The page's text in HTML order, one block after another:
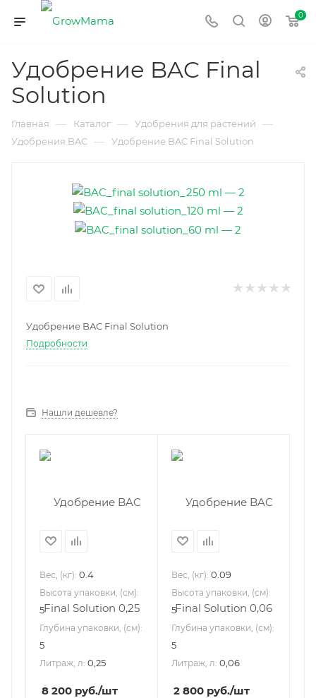
0
Удобрение BAC Final
Solution
Главная — Каталог — Удобрения для растений —
Удобрения BAC — Удобрение BAC Final Solution
Удобрение BAC Final Solution
Подробности
Нашли дешевле?
Вес, (кг): 0.4
Высота упаковки, (см):
5
Глубина упаковки, (см):
5
Литраж, л: 0,25
8 200 руб./шт
Вес, (кг): 0.09
Высота упаковки, (см):
5
Глубина упаковки, (см):
5
Литраж, л: 0,06
2 800 руб./шт